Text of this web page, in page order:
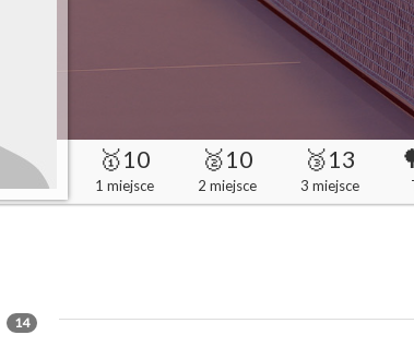
🥇10
1 miejsce
🥈10
2 miejsce
🥉13
3 miejsce
14